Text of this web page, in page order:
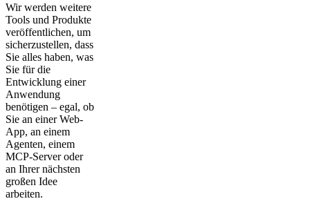
Wir werden weitere
Tools und Produkte
veröffentlichen, um
sicherzustellen, dass
Sie alles haben, was
Sie für die
Entwicklung einer
Anwendung
benötigen – egal, ob
Sie an einer Web-
App, an einem
Agenten, einem
MCP-Server oder
an Ihrer nächsten
großen Idee
arbeiten.